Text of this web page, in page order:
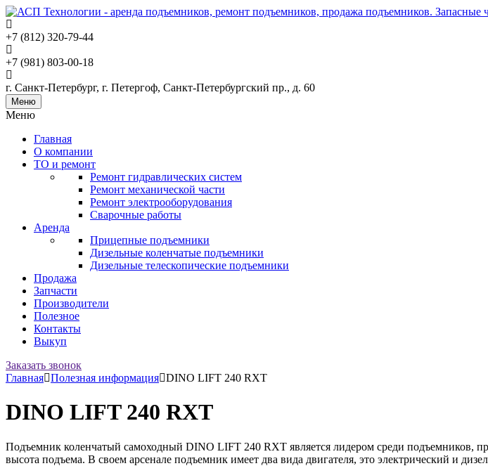
+7 (812) 320-79-44
+7 (981) 803-00-18
г. Санкт-Петербург, г. Петергоф, Санкт-Петербургский пр., д. 60
Меню
Меню
Главная
О компании
ТО и ремонт
Ремонт гидравлических систем
Ремонт механической части
Ремонт электрооборудования
Сварочные работы
Аренда
Прицепные подъемники
Дизельные коленчатые подъемники
Дизельные телескопические подъемники
Продажа
Запчасти
Производители
Полезное
Контакты
Выкуп
Заказать звонок
Главная Полезная информация DINO LIFT 240 RXT
DINO LIFT 240 RXT
Подъемник коленчатый самоходный DINO LIFT 240 RXT является лидером среди подъемников,
высота подъема. В своем арсенале подъемник имеет два вида двигателя, это электрический и